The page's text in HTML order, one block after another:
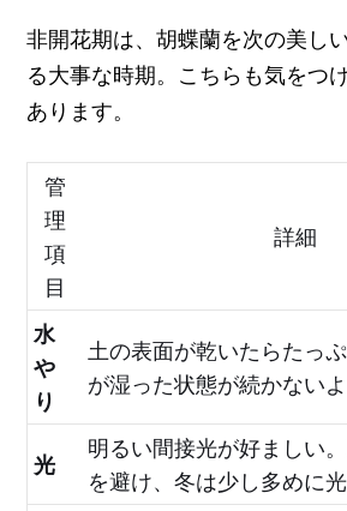
非開花期は、胡蝶蘭を次の美し
る大事な時期。こちらも気をつ
あります。
管
理
項
目
詳細
水
や
り
土の表面が乾いたらたっ
が湿った状態が続かないよ
光
明るい間接光が好ましい
を避け、冬は少し多めに光